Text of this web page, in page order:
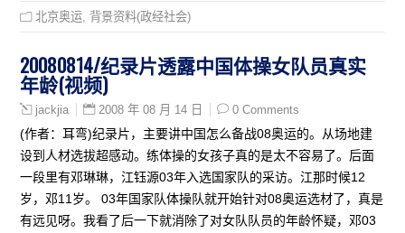
北京奥运 背景资料(政经社会)
20080814/纪录片透露中国体操女队员真实
年龄(视频)
jackjia 2008 年 08 月 14 日 0 Comments
(作者：耳弯)纪录片，主要讲中国怎么备战08奥运的。从场地建
设到人材选拔超感动。练体操的女孩子真的是太不容易了。后面
一段里有邓琳琳，江钰源03年入选国家队的采访。江那时候12
岁，邓11岁。 03年国家队体操队就开始针对08奥运选材了，真是
有远见呀。我看了后一下就消除了对女队队员的年龄怀疑，邓03